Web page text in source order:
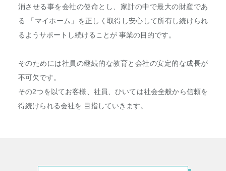
消させる事を会社の使命とし、家計の中で最大の財産であ
る
「マイホーム」を正しく取得し安心して所有し続けられ
るようサポートし続けることが 事業の目的です。
そのためには社員の継続的な教育と会社の安定的な成長が
不可欠です。
その2つを以てお客様、社員、ひいては社会全般から信頼を
得続けられる会社を 目指していきます。